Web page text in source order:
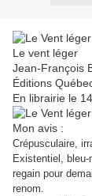
Le vent léger
Jean-François
Éditions
En librairie le
Mon avis :
Crépusculaire,
Existentiel,
regain pour
renom.